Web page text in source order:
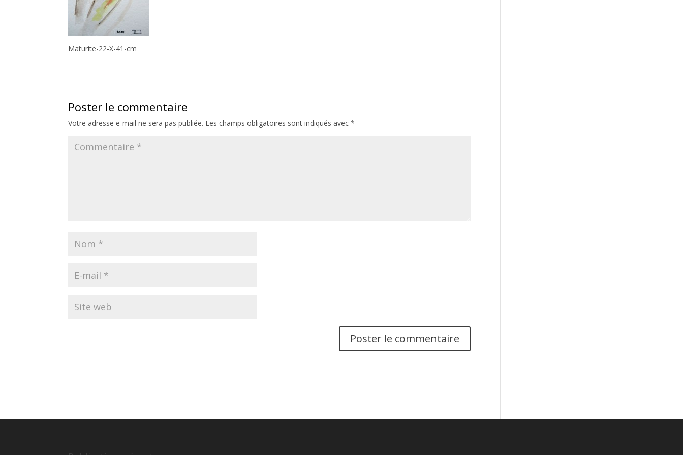
Maturite-22-X-41-cm
Poster le commentaire
Votre adresse e-mail ne sera pas publiée. Les champs obligatoires sont indiqués avec*